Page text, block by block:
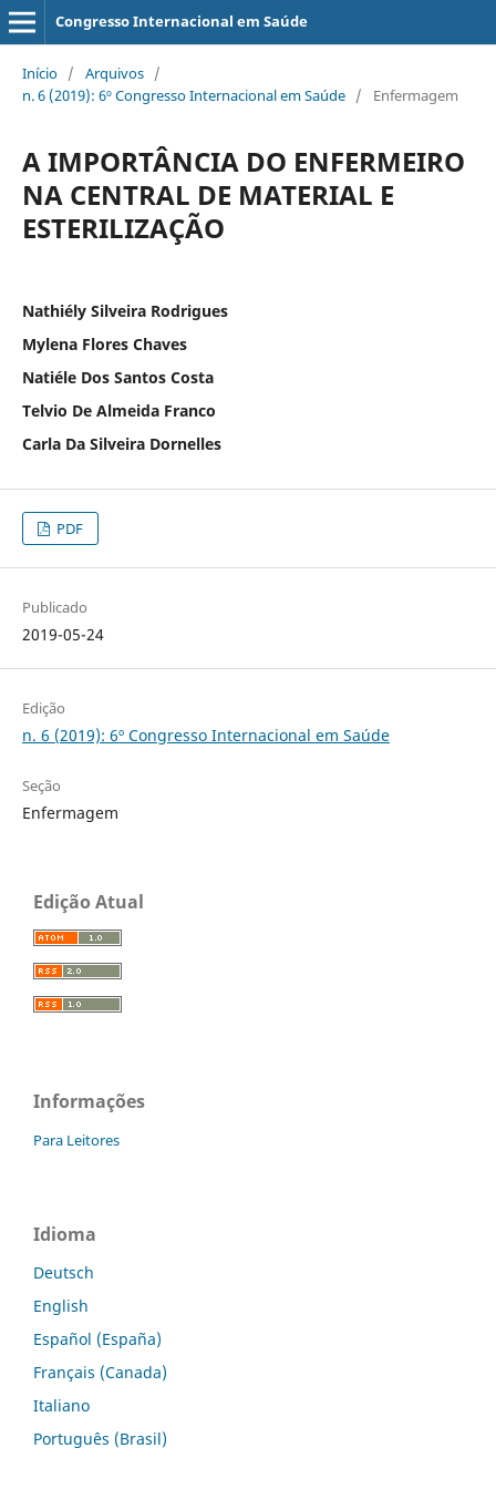
Congresso Internacional em Saúde
Início / Arquivos /
n. 6 (2019): 6º Congresso Internacional em Saúde / Enfermagem
A IMPORTÂNCIA DO ENFERMEIRO
NA CENTRAL DE MATERIAL E
ESTERILIZAÇÃO
Nathiély Silveira Rodrigues
Mylena Flores Chaves
Natiéle Dos Santos Costa
Telvio De Almeida Franco
Carla Da Silveira Dornelles
PDF
Publicado
2019-05-24
Edição
n. 6 (2019): 6º Congresso Internacional em Saúde
Seção
Enfermagem
Edição Atual
Informações
Para Leitores
Idioma
Deutsch
English
Español (España)
Français (Canada)
Italiano
Português (Brasil)